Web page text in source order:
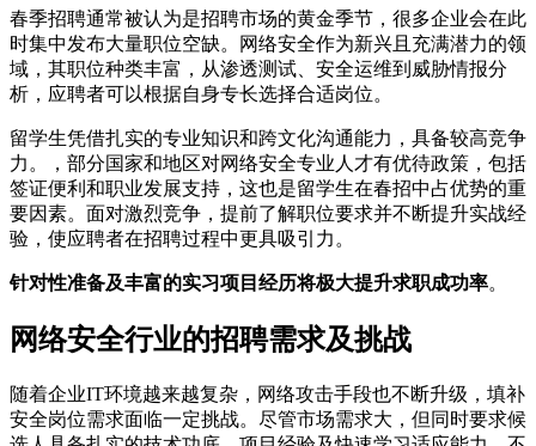
春季招聘通常被认为是招聘市场的黄金季节，很多企业会在此
时集中发布大量职位空缺。网络安全作为新兴且充满潜力的领
域，其职位种类丰富，从渗透测试、安全运维到威胁情报分
析，应聘者可以根据自身专长选择合适岗位。
留学生凭借扎实的专业知识和跨文化沟通能力，具备较高竞争
力。，部分国家和地区对网络安全专业人才有优待政策，包括
签证便利和职业发展支持，这也是留学生在春招中占优势的重
要因素。面对激烈竞争，提前了解职位要求并不断提升实战经
验，使应聘者在招聘过程中更具吸引力。
针对性准备及丰富的实习项目经历将极大提升求职成功率。
网络安全行业的招聘需求及挑战
随着企业IT环境越来越复杂，网络攻击手段也不断升级，填补
安全岗位需求面临一定挑战。尽管市场需求大，但同时要求候